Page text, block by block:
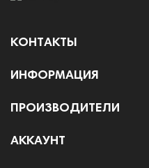
КОНТАКТЫ
ИНФОРМАЦИЯ
ПРОИЗВОДИТЕЛИ
АККАУНТ